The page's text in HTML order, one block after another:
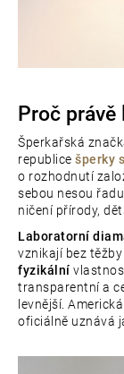
Proč
Šperkařská
republice šperky
o rozhodnutí
sebou nesou
ničení přírody,
Laboratorní
vznikají bez
fyzikální
transparentní a
levnější.
oficiálně uznává